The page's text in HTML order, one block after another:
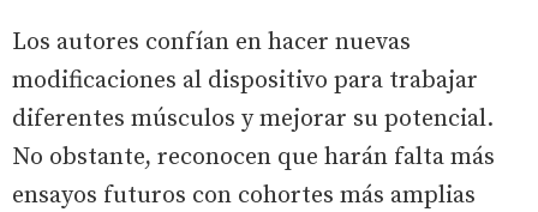
Los autores confían en hacer nuevas
modificaciones al dispositivo para trabajar
diferentes músculos y mejorar su potencial.
No obstante, reconocen que harán falta más
ensayos futuros con cohortes más amplias